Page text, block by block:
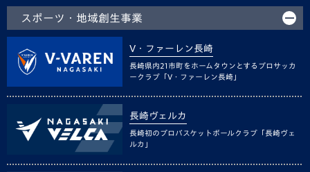
スポーツ・地域創生事業
V・ファーレン長崎
長崎県内21市町をホームタウンとするプロサッカ
ークラブ「V・ファーレン長崎」
長崎ヴェルカ
長崎初のプロバスケットボールクラブ「長崎ヴェ
ルカ」